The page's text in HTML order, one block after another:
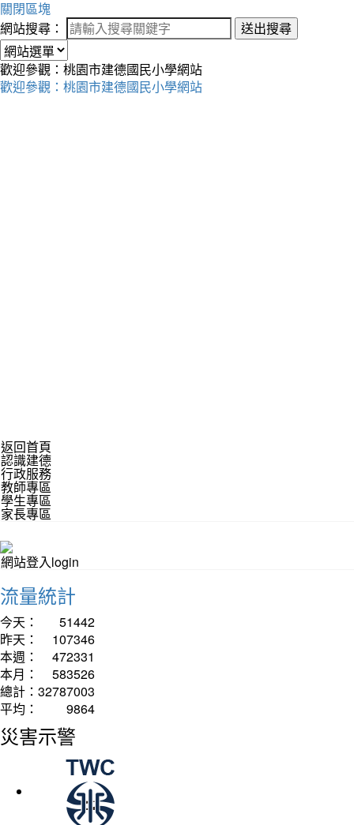
關閉區塊
網站搜尋：
送出搜尋
歡迎參觀：桃園市建德國民小學網站
歡迎參觀：桃園市建德國民小學網站
返回首頁
認識建德
行政服務
教師專區
學生專區
家長專區
網站登入login
流量統計
今天：
51442
昨天：
107346
本週：
472331
本月：
583526
總計： 32787003
平均：
9864
災害示警